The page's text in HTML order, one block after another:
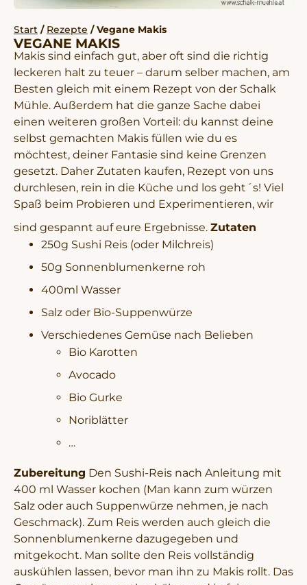
Start / Rezepte / Vegane Makis
VEGANE MAKIS
Makis sind einfach gut, aber oft sind die richtig
leckeren halt zu teuer – darum selber machen, am
Besten gleich mit einem Rezept von der Schalk
Mühle. Außerdem hat die ganze Sache dabei
einen weiteren großen Vorteil: du kannst deine
selbst gemachten Makis füllen wie du es
möchtest, deiner Fantasie sind keine Grenzen
gesetzt. Daher Zutaten kaufen, Rezept von uns
durchlesen, rein in die Küche und los geht´s! Viel
Spaß beim Probieren und Experimentieren, wir
sind gespannt auf eure Ergebnisse. Zutaten
250g Sushi Reis (oder Milchreis)
50g Sonnenblumenkerne roh
400ml Wasser
Salz oder Bio-Suppenwürze
Verschiedenes Gemüse nach Belieben
Bio Karotten
Avocado
Bio Gurke
Noriblätter
…
Zubereitung Den Sushi-Reis nach Anleitung mit
400 ml Wasser kochen (Man kann zum würzen
Salz oder auch Suppenwürze nehmen, je nach
Geschmack). Zum Reis werden auch gleich die
Sonnenblumenkerne dazugegeben und
mitgekocht. Man sollte den Reis vollständig
auskühlen lassen, bevor man ihn zu Makis rollt. Das